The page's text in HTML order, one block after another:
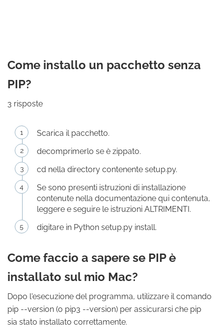
Come installo un pacchetto senza
PIP?
3 risposte
Scarica il pacchetto.
decomprimerlo se è zippato.
cd nella directory contenente setup.py.
Se sono presenti istruzioni di installazione
contenute nella documentazione qui contenuta,
leggere e seguire le istruzioni ALTRIMENTI.
digitare in Python setup.py install.
Come faccio a sapere se PIP è
installato sul mio Mac?
Dopo l'esecuzione del programma, utilizzare il comando
pip --version (o pip3 --version) per assicurarsi che pip
sia stato installato correttamente.